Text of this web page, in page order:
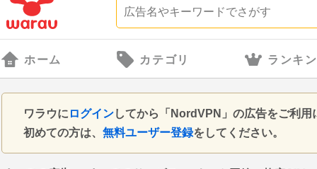
ホーム カテゴリ ランキ
ワラウに ログインしてから「NordVPN」の広告をご利
初めての方は、 無料ユーザー登録をしてください。